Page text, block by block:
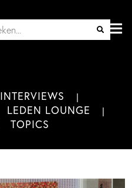
INTERVIEWS
LEDEN LOUNGE
TOPICS